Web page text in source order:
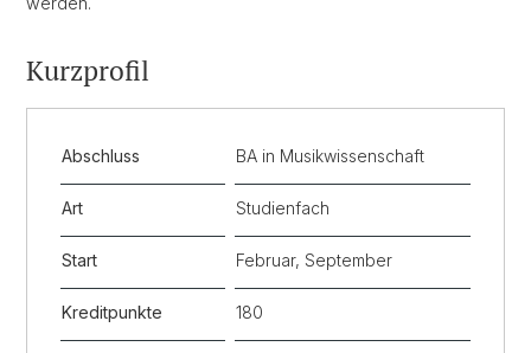
Kurzprofil
Abschluss BA in Musikwissenschaft
Art Studienfach
Start Februar, September
Kreditpunkte 180